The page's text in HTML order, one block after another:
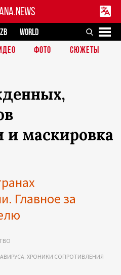
WORLD
ФОТО СЮЖЕТЫ
маскировка
Главное за
ХРОНИКИ СОПРОТИВЛЕНИЯ